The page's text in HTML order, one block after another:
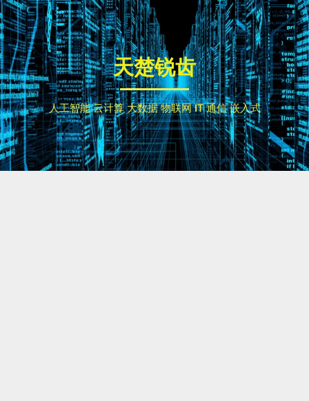
Skip
to
content
天楚锐齿
人工智能 云计算 大数据 物联网 IT 通信 嵌入式